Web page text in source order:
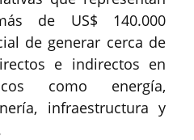
de US$ 140.000
de generar cerca de
e indirectos en
como energía,
infraestructura y